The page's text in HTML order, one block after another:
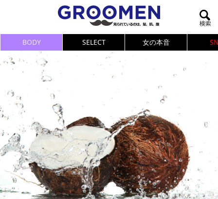
BODY SELECT 女の本音